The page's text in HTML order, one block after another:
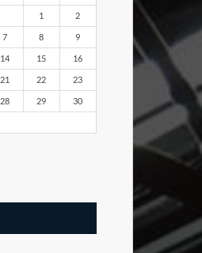
1 2
7 8 9
14 15 16
21 22 23
28 29 30